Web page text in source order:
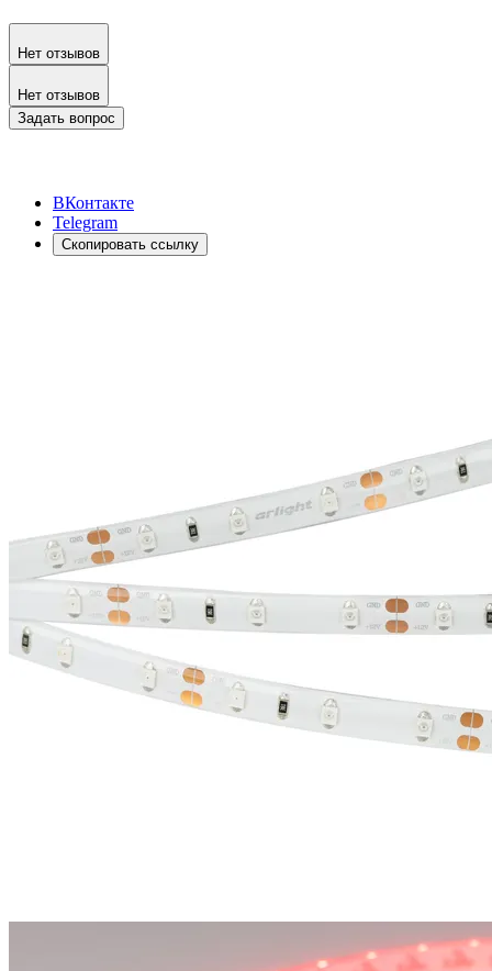
Нет отзывов
Нет отзывов
Задать вопрос
ВКонтакте
Telegram
Скопировать ссылку